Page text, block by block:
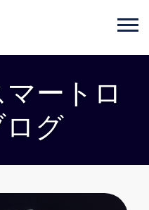
ートロ
ログ